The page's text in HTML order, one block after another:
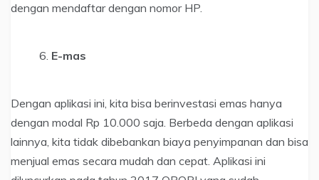
dengan mendaftar dengan nomor HP.
E-mas
Dengan aplikasi ini, kita bisa berinvestasi emas hanya
dengan modal Rp 10.000 saja. Berbeda dengan aplikasi
lainnya, kita tidak dibebankan biaya penyimpanan dan bisa
menjual emas secara mudah dan cepat. Aplikasi ini